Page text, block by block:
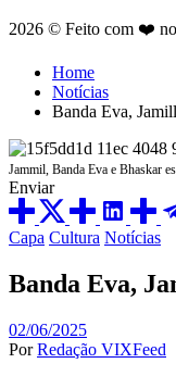
2026 © Feito com ❤️
Home
Notícias
Banda Eva,
Jammil, Banda Eva e Bhaskar
Enviar
Posted
Capa Cultura Notícias
Banda Eva,
02/06/2025
Por Redação VIXFeed